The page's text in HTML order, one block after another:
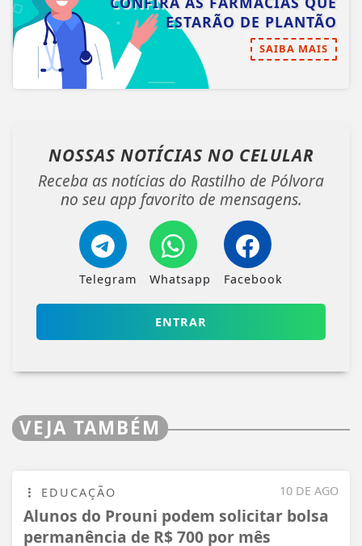
ESTARÃO DE PLANTÃO
SAIBA MAIS
NOSSAS NOTÍCIAS NO CELULAR
Receba as notícias do Rastilho de Pólvora
no seu app favorito de mensagens.
Telegram Whatsapp Facebook
ENTRAR
VEJA TAMBÉM
10 DE AGO
EDUCAÇÃO
Alunos do Prouni podem solicitar bolsa
permanência de R$ 700 por mês